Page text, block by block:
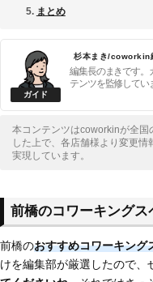
まとめ
杉本まき/coworkin
編集長のまきです。
テンツを監修してい
本コンテンツはcoworkinが全国
した上で、各店舗様より変更
実現しています。
前橋のコワーキング
前橋のおすすめコワーキング
けを編集部が厳選したので、